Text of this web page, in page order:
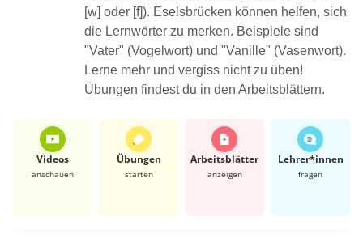
[w] oder [f]). Eselsbrücken können helfen, sich
die Lernwörter zu merken. Beispiele sind
"Vater" (Vogelwort) und "Vanille" (Vasenwort).
Lerne mehr und vergiss nicht zu üben!
Übungen findest du in den Arbeitsblättern.
Videos
anschauen
Übungen
starten
Arbeits­blätter
anzeigen
Lehrer*​innen
fragen